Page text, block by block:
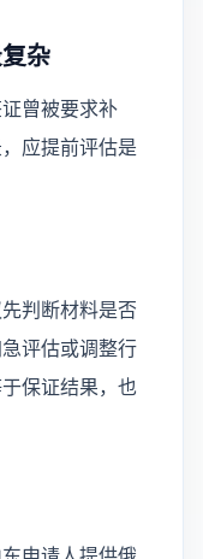
杂
曾被要求补
应提前评估是
判断材料是否
评估或调整行
保证结果，也